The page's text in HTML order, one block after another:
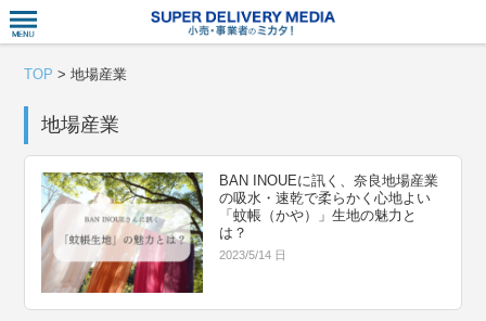
TOP >地場産業
地場産業
BAN INOUEに訊く、奈良地場産業
の吸水・速乾で柔らかく心地よい
「蚊帳（かや）」生地の魅力と
は？
2023/5/14 日